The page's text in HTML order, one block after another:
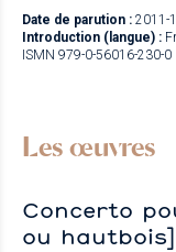
Date de parution : 2011-
Introduction (langue) :
ISMN 979-0-56016-230-0
Les œuvres
Concerto
ou